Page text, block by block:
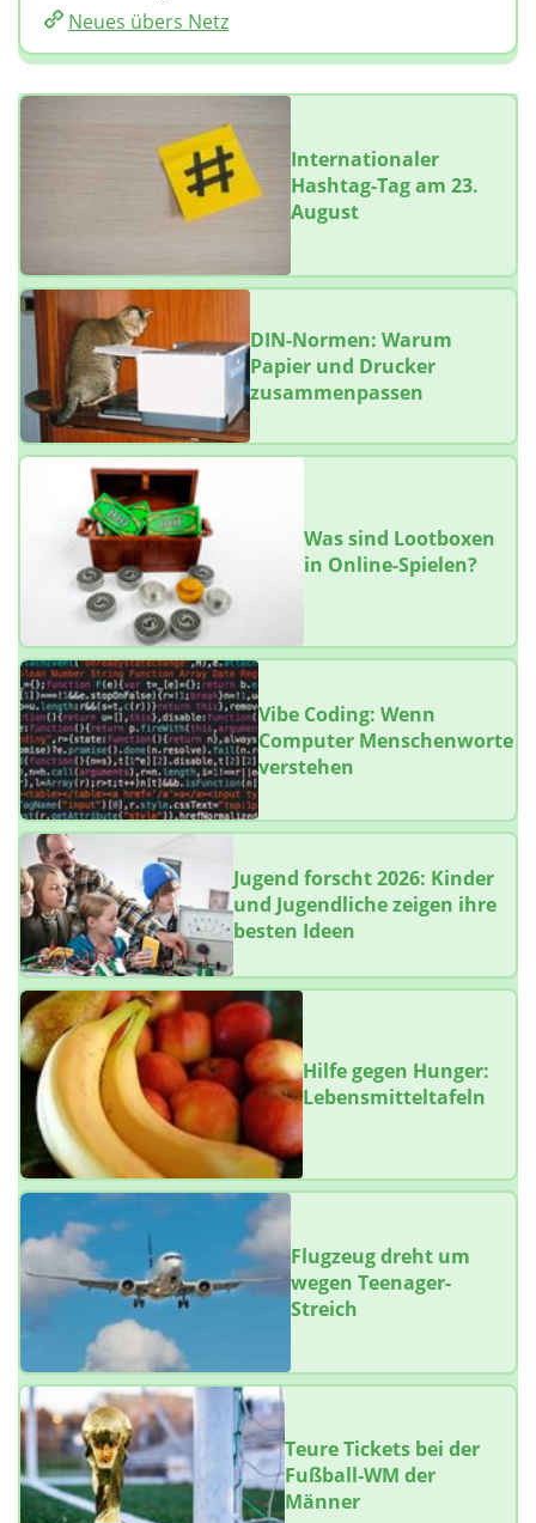
Neues übers Netz
Internationaler
Hashtag-Tag am 23.
August
DIN-Normen: Warum
Papier und Drucker
zusammenpassen
Was sind Lootboxen
in Online-Spielen?
Vibe Coding: Wenn
Computer Menschenworte
verstehen
Jugend forscht 2026: Kinder
und Jugendliche zeigen ihre
besten Ideen
Hilfe gegen Hunger:
Lebensmitteltafeln
Flugzeug dreht um
wegen Teenager-
Streich
Teure Tickets bei der
Fußball-WM der
Männer